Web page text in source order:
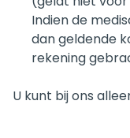
Indien de
dan geldende
rekening
U kunt bij ons